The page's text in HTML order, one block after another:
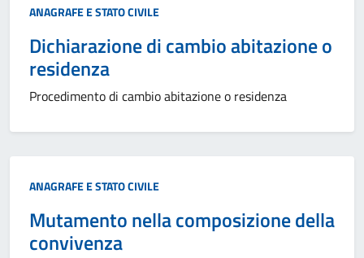
Categoria:
ANAGRAFE E STATO CIVILE
Dichiarazione di cambio abitazione o
residenza
Procedimento di cambio abitazione o residenza
Categoria:
ANAGRAFE E STATO CIVILE
Mutamento nella composizione della
convivenza